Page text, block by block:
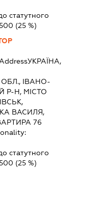
статутного
(25 %)
УКРАЇНА,
ІВАНО-
Р-Н, МІСТО
ВАСИЛЯ,
76
статутного
(25 %)